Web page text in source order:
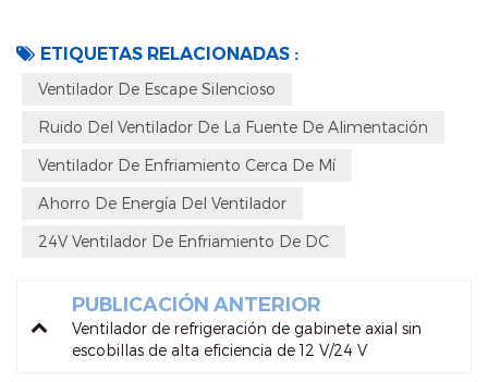
ETIQUETAS RELACIONADAS :
Ventilador De Escape Silencioso
Ruido Del Ventilador De La Fuente De Alimentación
Ventilador De Enfriamiento Cerca De Mí
Ahorro De Energía Del Ventilador
24V Ventilador De Enfriamiento De DC
PUBLICACIÓN ANTERIOR
Ventilador de refrigeración de gabinete axial sin
escobillas de alta eficiencia de 12 V/24 V